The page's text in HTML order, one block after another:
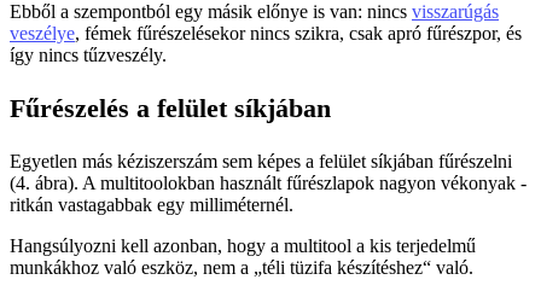
Ebből a szempontból egy másik előnye is van: nincs visszarúgás
veszélye, fémek fűrészelésekor nincs szikra, csak apró fűrészpor, és
így nincs tűzveszély.
Fűrészelés a felület síkjában
Egyetlen más kéziszerszám sem képes a felület síkjában fűrészelni
(4. ábra). A multitoolokban használt fűrészlapok nagyon vékonyak -
ritkán vastagabbak egy milliméternél.
Hangsúlyozni kell azonban, hogy a multitool a kis terjedelmű
munkákhoz való eszköz, nem a „téli tüzifa készítéshez“ való.